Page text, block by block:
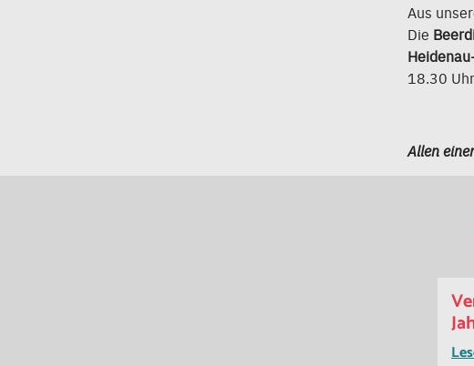
Aus
Die
18.30
Allen